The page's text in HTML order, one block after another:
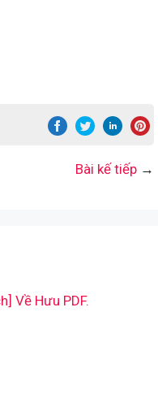
Bài kế tiếp →
Về Hưu PDF.